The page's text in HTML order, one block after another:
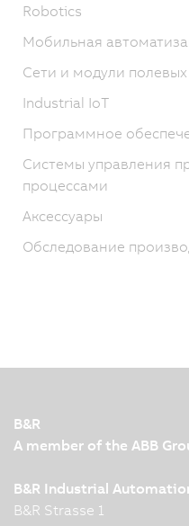
Robotics
Мобильная
Сети и модули
Industrial IoT
Программное
Системы управления
процессами
Аксессуары
Обследование
B&R
A member of the ABB
B&R Industrial
B&R Strasse 1